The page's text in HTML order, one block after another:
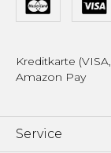
Kreditkarte
Amazon Pay
Service